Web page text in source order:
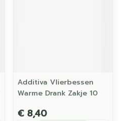
Additiva Vlierbessen
Warme Drank Zakje 10
€ 8,40